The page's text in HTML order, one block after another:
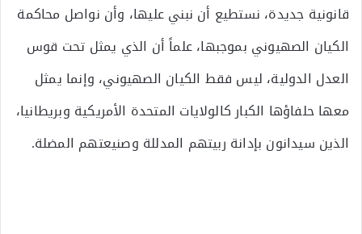
قانونية جديدة، نستطيع أن نبني عليها، وأن نواصل محاكمة
الكيان الصهيوني بموجبها، علماً أن الذي يمثل تحت قوس
العدل الدولية، ليس فقط الكيان الصهيوني، وإنما يمثل
معها حلفاؤها الكبار كالولايات المتحدة الأمريكية وبريطانيا،
الذين سيدانون بإدانة ربيتهم المدللة وصنيعتهم المضلة.